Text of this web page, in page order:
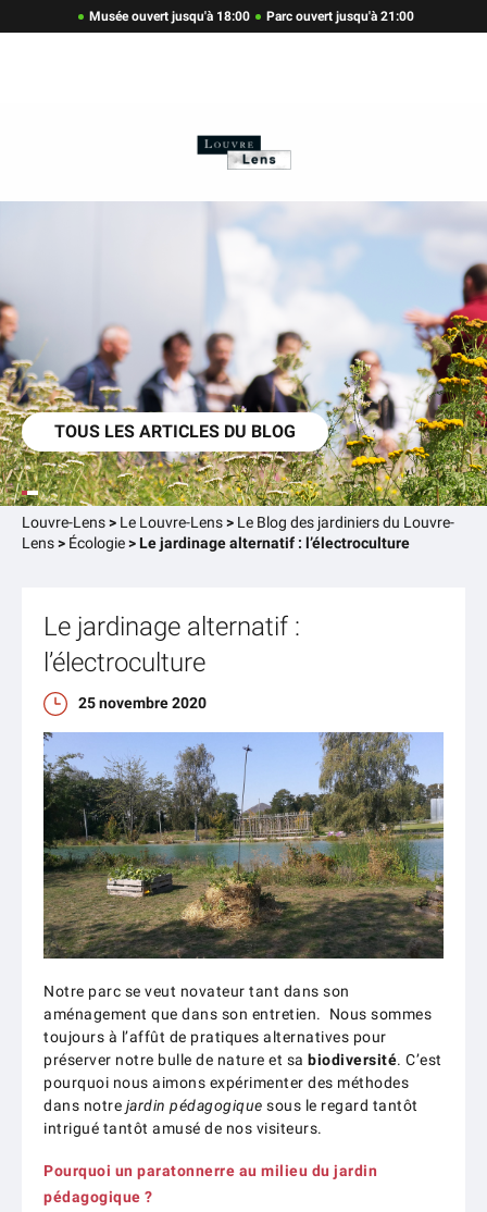
Musée ouvert jusqu'à 18:00 Parc ouvert jusqu'à 21:00
TOUS LES ARTICLES DU BLOG
Louvre-Lens> Le Louvre-Lens> Le Blog des jardiniers du Louvre-
Lens> Écologie>Le jardinage alternatif : l’électroculture
Le jardinage alternatif :
l’électroculture
25 novembre 2020
Notre parc se veut novateur tant dans son
aménagement que dans son entretien. Nous sommes
toujours à l’affût de pratiques alternatives pour
préserver notre bulle de nature et sa biodiversité. C’est
pourquoi nous aimons expérimenter des méthodes
dans notre jardin pédagogique sous le regard tantôt
intrigué tantôt amusé de nos visiteurs.
Pourquoi un paratonnerre au milieu du jardin
pédagogique ?